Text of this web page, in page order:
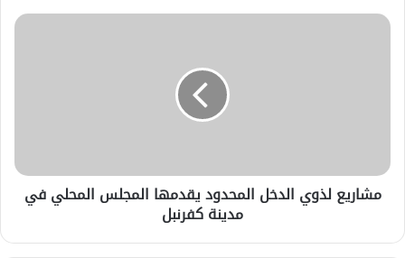
مشاريع لذوي الدخل المحدود يقدمها المجلس المحلي في
مدينة كفرنبل